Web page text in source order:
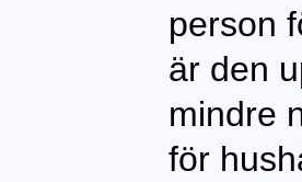
person
är den
mindre
för